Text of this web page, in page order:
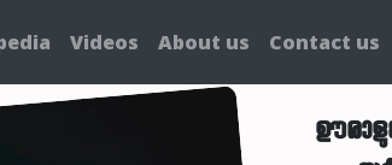
Videos About us Contact us